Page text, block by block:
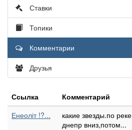
Ставки
Топики
Комментарии
Друзья
Ссылка Комментарий
Енеоліт !?...
какие звезды.по реке
днепр вниз,потом...